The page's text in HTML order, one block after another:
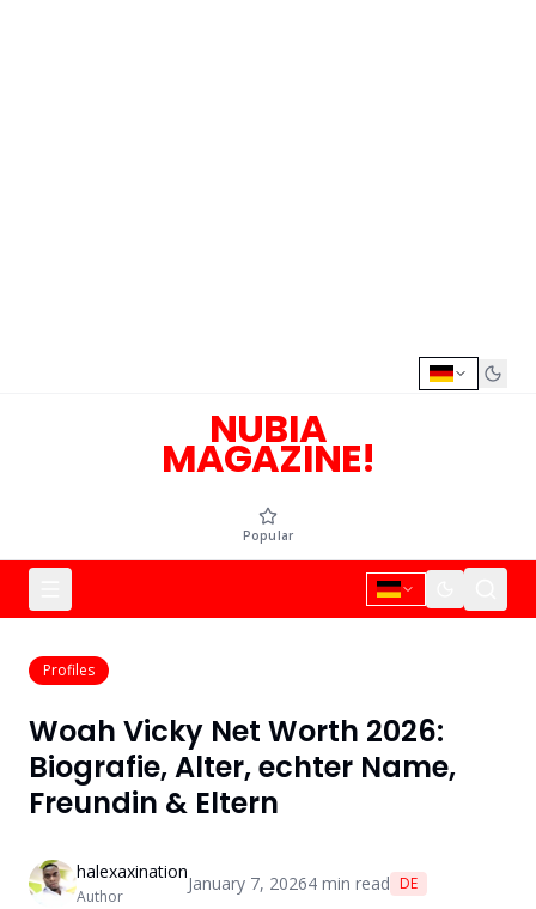
NUBIA
MAGAZINE!
Popular
Profiles
Woah Vicky Net Worth 2026:
Biografie, Alter, echter Name,
Freundin & Eltern
halexaxination
Author
January 7, 20264 min read DE